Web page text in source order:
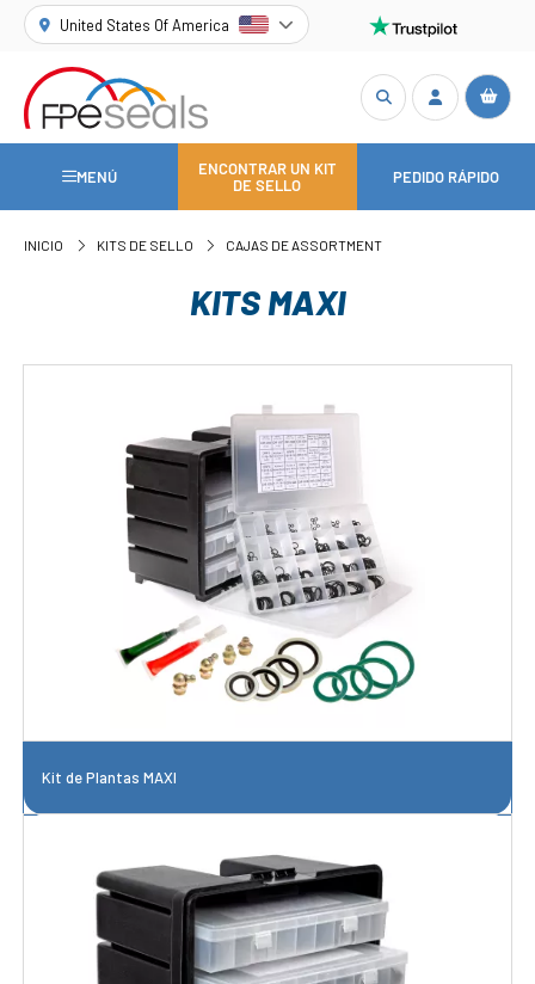
United States Of America
MENÚ
ENCONTRAR UN KIT
DE SELLO
PEDIDO RÁPIDO
INICIO KITS DE SELLO CAJAS DE ASSORTMENT
KITS MAXI
Kit de Plantas MAXI